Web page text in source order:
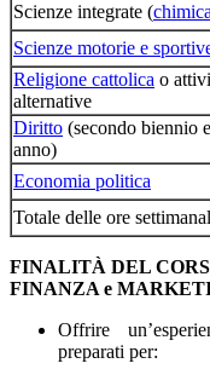
Scienze integrate (chimica
Scienze motorie e
Religione cattolica o
alternative
Diritto (secondo biennio
anno)
Economia politica
Totale delle ore
FINALITÀ DEL
FINANZA e
Offrire
preparati per: